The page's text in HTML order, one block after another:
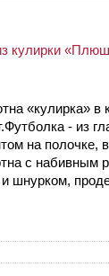
кулирки «Плюш
«кулирка»
- из
на
с набивным
шнурком,